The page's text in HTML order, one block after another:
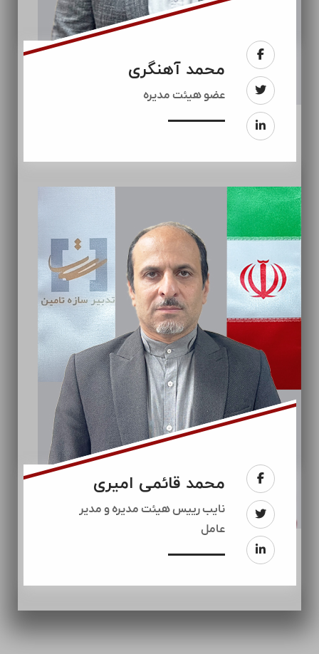
محمد آهنگری
عضو هیئت مدیره
محمد قائمی امیری
نایب رییس هیئت مدیره و مدیر
عامل